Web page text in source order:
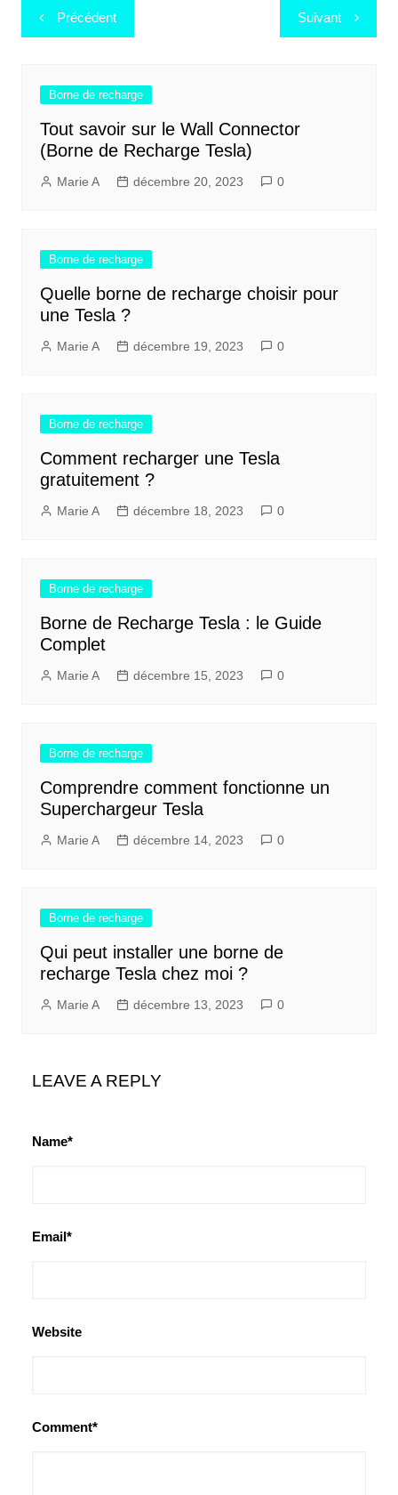
Navigation
de
Précédent Suivant
Borne de recharge
Tout savoir sur le Wall Connector
(Borne de Recharge Tesla)
Marie A décembre 20, 2023 0
Borne de recharge
Quelle borne de recharge choisir pour
une Tesla ?
Marie A décembre 19, 2023 0
Borne de recharge
Comment recharger une Tesla
gratuitement ?
Marie A décembre 18, 2023 0
Borne de recharge
Borne de Recharge Tesla : le Guide
Complet
Marie A décembre 15, 2023 0
Borne de recharge
Comprendre comment fonctionne un
Superchargeur Tesla
Marie A décembre 14, 2023 0
Borne de recharge
Qui peut installer une borne de
recharge Tesla chez moi ?
Marie A décembre 13, 2023 0
LEAVE A REPLY
Name*
Email*
Website
Comment*